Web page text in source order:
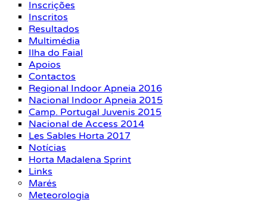
Inscrições
Inscritos
Resultados
Multimédia
Ilha do Faial
Apoios
Contactos
Regional Indoor Apneia 2016
Nacional Indoor Apneia 2015
Camp. Portugal Juvenis 2015
Nacional de Access 2014
Les Sables Horta 2017
Notícias
Horta Madalena Sprint
Links
Marés
Meteorologia